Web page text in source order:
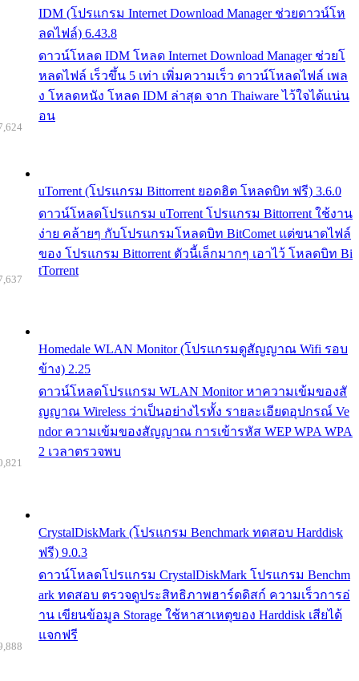
IDM (โปรแกรม Internet Download Manager ช่วยดาวน์โห
ลดไฟล์) 6.43.8
ดาวน์โหลด IDM โหลด Internet Download Manager ช่วยโ
หลดไฟล์ เร็วขึ้น 5 เท่า เพิ่มความเร็ว ดาวน์โหลดไฟล์ เพล
ง โหลดหนัง โหลด IDM ล่าสุด จาก Thaiware ไว้ใจได้แน่น
อน
uTorrent (โปรแกรม Bittorrent ยอดฮิต โหลดบิท ฟรี) 3.6.0
ดาวน์โหลดโปรแกรม uTorrent โปรแกรม Bittorrent ใช้งาน
ง่าย คล้ายๆ กับโปรแกรมโหลดบิท BitComet แต่ขนาดไฟล์
ของ โปรแกรม Bittorrent ตัวนี้เล็กมากๆ เอาไว้ โหลดบิท Bi
tTorrent
Homedale WLAN Monitor (โปรแกรมดูสัญญาณ Wifi รอบ
ข้าง) 2.25
ดาวน์โหลดโปรแกรม WLAN Monitor หาความเข้มของสั
ญญาณ Wireless ว่าเป็นอย่างไรทั้ง รายละเอียดอุปกรณ์ Ve
ndor ความเข้มของสัญญาณ การเข้ารหัส WEP WPA WPA
2 เวลาตรวจพบ
CrystalDiskMark (โปรแกรม Benchmark ทดสอบ Harddisk
ฟรี) 9.0.3
ดาวน์โหลดโปรแกรม CrystalDiskMark โปรแกรม Benchm
ark ทดสอบ ตรวจดูประสิทธิภาพฮาร์ดดิสก์ ความเร็วการอ่
าน เขียนข้อมูล Storage ใช้หาสาเหตุของ Harddisk เสียได้
แจกฟรี